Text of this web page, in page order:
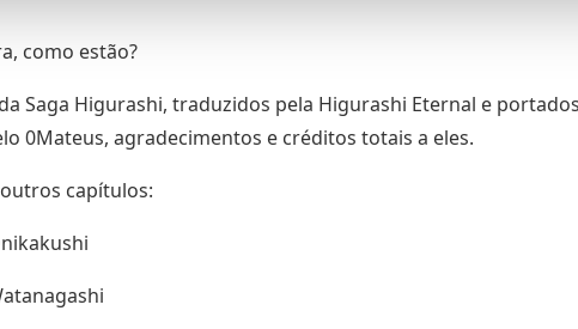
como estão?
Saga Higurashi, traduzidos pela Higurashi Eternal e
0Mateus, agradecimentos e créditos totais a eles.
capítulos: